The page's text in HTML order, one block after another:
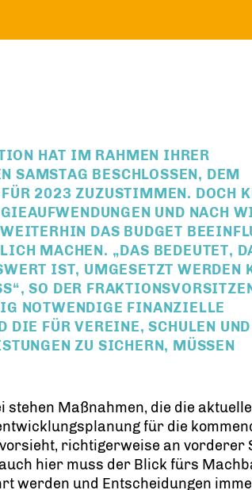
HAT IM RAHMEN IHRER
SAMSTAG BESCHLOSSEN, DEM
2023 ZUZUSTIMMEN. DOCH
UND NACH
DAS BUDGET
MACHEN. „DAS BEDEUTET,
IST, UMGESETZT WERDEN
DER
FINANZIELLE HA
FÜR VEREINE, SCHULEN UND
ZU SICHERN, MÜSSEN PR
stehen Maßnahmen, die die aktuelle
für die
richtigerweise an vorderer
hier muss der Blick fürs
werden und Entscheidungen